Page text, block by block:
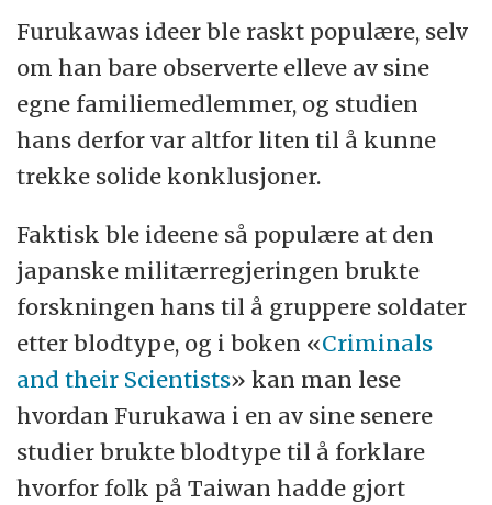
Furukawas ideer ble raskt populære, selv
om han bare observerte elleve av sine
egne familiemedlemmer, og studien
hans derfor var altfor liten til å kunne
trekke solide konklusjoner.
Faktisk ble ideene så populære at den
japanske militærregjeringen brukte
forskningen hans til å gruppere soldater
etter blodtype, og i boken «Criminals
and their Scientists» kan man lese
hvordan Furukawa i en av sine senere
studier brukte blodtype til å forklare
hvorfor folk på Taiwan hadde gjort